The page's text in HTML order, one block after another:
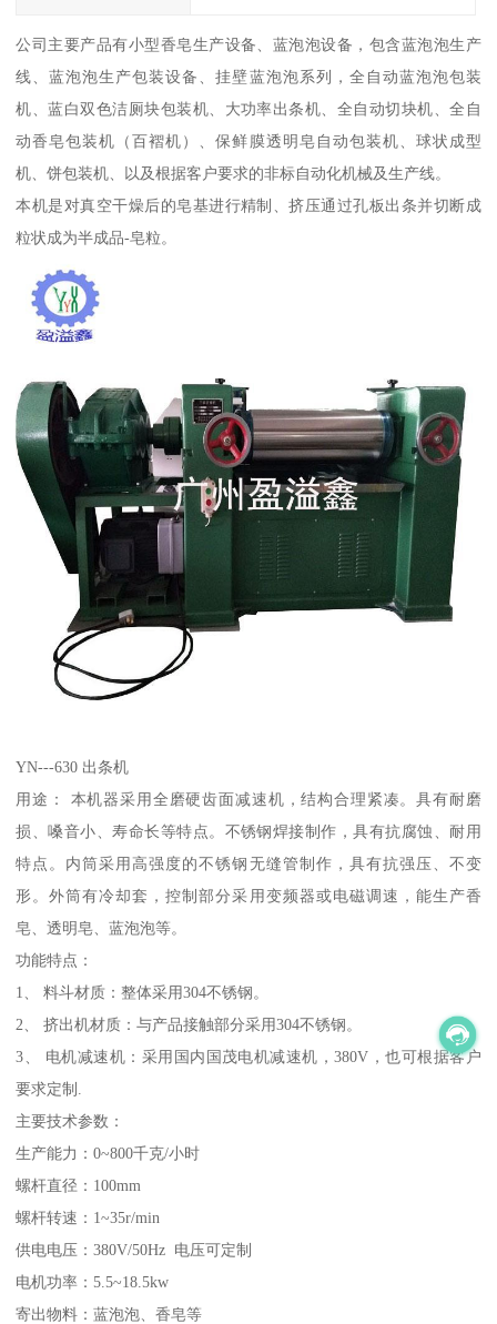
公司主要产品有小型香皂生产设备、蓝泡泡设备，包含蓝泡泡生产
线、蓝泡泡生产包装设备、挂壁蓝泡泡系列，全自动蓝泡泡包装
机、蓝白双色洁厕块包装机、大功率出条机、全自动切块机、全自
动香皂包装机（百褶机）、保鲜膜透明皂自动包装机、球状成型
机、饼包装机、以及根据客户要求的非标自动化机械及生产线。
本机是对真空干燥后的皂基进行精制、挤压通过孔板出条并切断成
粒状成为半成品-皂粒。
YN---630 出条机
用途： 本机器采用全磨硬齿面减速机，结构合理紧凑。具有耐磨
损、嗓音小、寿命长等特点。不锈钢焊接制作，具有抗腐蚀、耐用
特点。内筒采用高强度的不锈钢无缝管制作，具有抗强压、不变
形。外筒有冷却套，控制部分采用变频器或电磁调速，能生产香
皂、透明皂、蓝泡泡等。
功能特点：
1、 料斗材质：整体采用304不锈钢。
2、 挤出机材质：与产品接触部分采用304不锈钢。
3、 电机减速机：采用国内国茂电机减速机，380V，也可根据客户
要求定制.
主要技术参数：
生产能力：0~800千克/小时
螺杆直径：100mm
螺杆转速：1~35r/min
供电电压：380V/50Hz 电压可定制
电机功率：5.5~18.5kw
寄出物料：蓝泡泡、香皂等